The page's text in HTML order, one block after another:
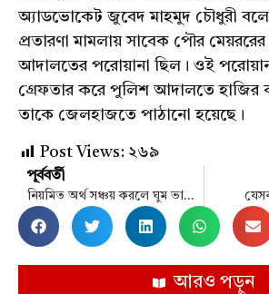
অ্যাডভোকেট জুবেদ মাহমুদ চৌধুরী
প্রতারণা মামলায় সাবেক পৌর মেয়ররের
আদালতের পরোয়ানা ছিল। ওই
গ্রেফতার করে পুলিশ আদালতে
তাকে জেলহাজতে পাঠানো হয়েছে।
Post Views: ২৬৯
পূর্ববর্তী
নিয়মিত অর্থ সঞ্চয় করলে ঘুম ভালো হয়, বলছে গবেষণা
আরও পড়ুন